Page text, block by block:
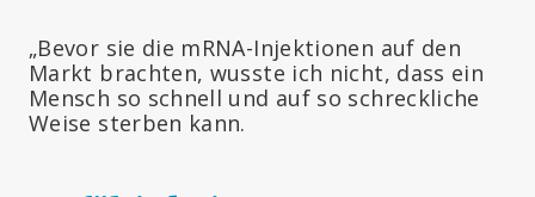
„Bevor sie die mRNA-Injektionen auf den
Markt brachten, wusste ich nicht, dass ein
Mensch so schnell und auf so schreckliche
Weise sterben kann.